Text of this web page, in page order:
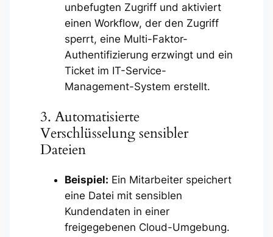
unbefugten Zugriff und aktiviert
einen Workflow, der den Zugriff
sperrt, eine Multi-Faktor-
Authentifizierung erzwingt und ein
Ticket im IT-Service-
Management-System erstellt.
3. Automatisierte
Verschlüsselung sensibler
Dateien
Beispiel: Ein Mitarbeiter speichert
eine Datei mit sensiblen
Kundendaten in einer
freigegebenen Cloud-Umgebung.